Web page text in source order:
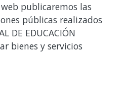
publicaremos las
públicas realizados
DE EDUCACIÓN
bienes y servicios